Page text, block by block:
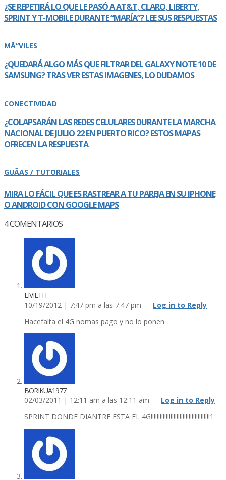
¿SE REPETIRÁ LO QUE LE PASÓ A AT&T, CLARO, LIBERTY,
SPRINT Y T-MOBILE DURANTE “MARÍ­A”? LEE SUS RESPUESTAS
MÃ“VILES
¿QUEDARÁ ALGO MÁS QUE FILTRAR DEL GALAXY NOTE 10 DE
SAMSUNG? TRAS VER ESTAS IMAGENES, LO DUDAMOS
CONECTIVIDAD
¿COLAPSARÁN LAS REDES CELULARES DURANTE LA MARCHA
NACIONAL DE JULIO 22 EN PUERTO RICO? ESTOS MAPAS
OFRECEN LA RESPUESTA
GUÃAS / TUTORIALES
MIRA LO FÁCIL QUE ES RASTREAR A TU PAREJA EN SU IPHONE
O ANDROID CON GOOGLE MAPS
4COMENTARIOS
LIVIETH
10/19/2012 | 7:47 pm a las 7:47 pm — Log in to Reply
Hacefalta el 4G nomas pago y no lo ponen
BORIKUA1977
02/03/2011 | 12:11 am a las 12:11 am — Log in to Reply
SPRINT DONDE DIANTRE ESTA EL 4G!!!!!!!!!!!!!!!!!!!!!!!!!!!!!!!!!!!!!!!1